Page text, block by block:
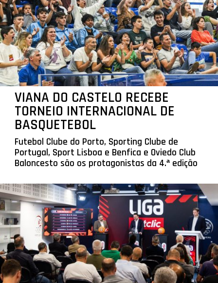
VIANA DO CASTELO RECEBE
TORNEIO INTERNACIONAL DE
BASQUETEBOL
Futebol Clube do Porto, Sporting Clube de
Portugal, Sport Lisboa e Benfica e Oviedo Club
Baloncesto são os protagonistas da 4.ª edição